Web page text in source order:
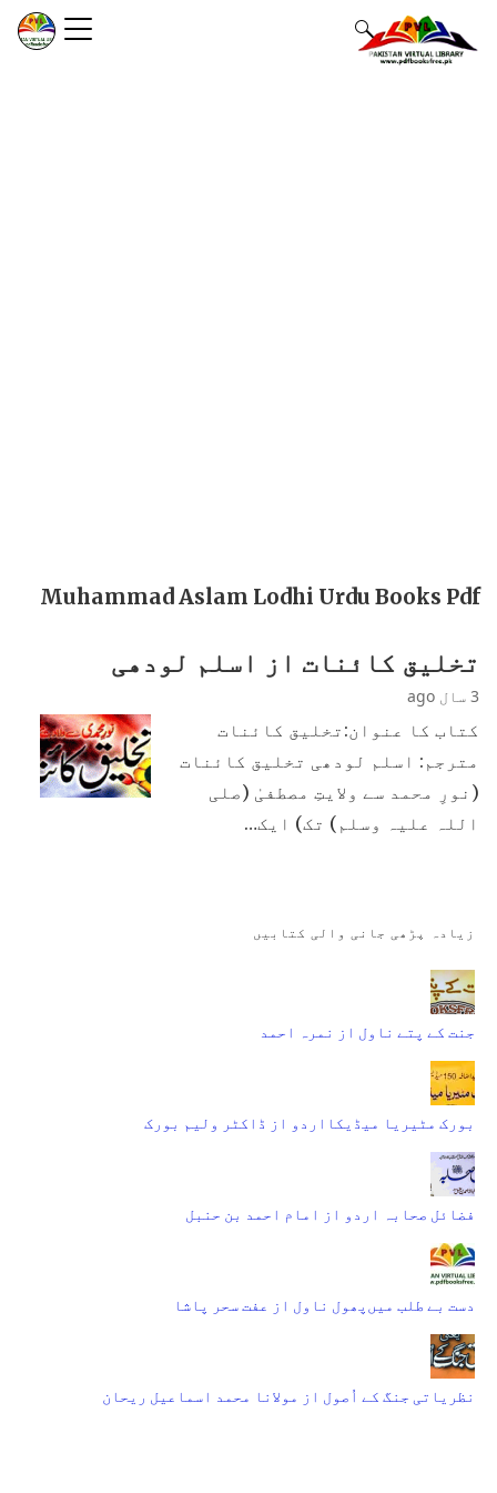
Muhammad Aslam Lodhi Urdu Books Pdf
تخلیق کائنات از اسلم لودھی
3 سال ago
کتاب کا عنوان:تخلیق کائنات
مترجم: اسلم لودھی تخلیق کائنات
(نورِ محمد سے ولایتِ مصطفیٰ (صلی
اللہ علیہ وسلم) تک) ایک…
زیادہ پڑھی جانی والی کتابیں
جنت کے پتے ناول از نمرہ احمد
بورک مٹیریا میڈیکااردو از ڈاکٹر ولیم بورک
فضائل صحابہ اردو از امام احمد بن حنبل
دست بے طلب میں‌پھول ناول از عفت سحر پاشا
نظریاتی جنگ کے اُصول از مولانا محمد اسماعیل ریحان